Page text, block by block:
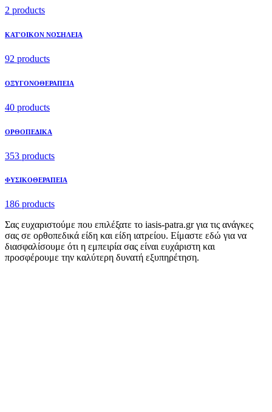
2 products
ΚΑΤ'ΟΙΚΟΝ ΝΟΣΗΛΕΙΑ
92 products
ΟΞΥΓΟΝΟΘΕΡΑΠΕΙΑ
40 products
ΟΡΘΟΠΕΔΙΚΑ
353 products
ΦΥΣΙΚΟΘΕΡΑΠΕΙΑ
186 products
Σας ευχαριστούμε που επιλέξατε το iasis-patra.gr για τις ανάγκες
σας σε ορθοπεδικά είδη και είδη ιατρείου. Είμαστε εδώ για να
διασφαλίσουμε ότι η εμπειρία σας είναι ευχάριστη και
προσφέρουμε την καλύτερη δυνατή εξυπηρέτηση.